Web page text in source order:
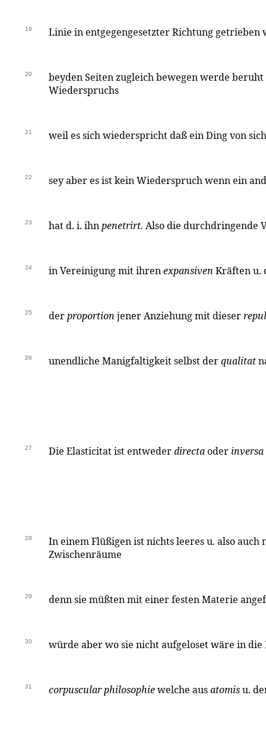
19 Linie in entgegengesetzter Richtung getrieben
20
beyden Seiten zugleich bewegen werde beruht
Wiederspruchs
21 weil es sich wiederspricht daß ein Ding von
22 sey aber es ist kein Wiederspruch wenn ein
23 hat d. i. ihnpenetrirt. Also die durchdringende
24 in Vereinigung mit ihrenexpansiven Kräften u.
25 derproportion jener Anziehung mit dieser
26 unendliche Manigfaltigkeit selbst derqualitat
27 Die Elasticitat ist entwederdirectaoder inversa
28
In einem Flüßigen ist nichts leeres u. also auch
Zwischenräume
29 denn sie müßten mit einer festen Materie
30 würde aber wo sie nicht aufgeloset wäre in die
31 corpuscular philosophiewelche ausatomisu.